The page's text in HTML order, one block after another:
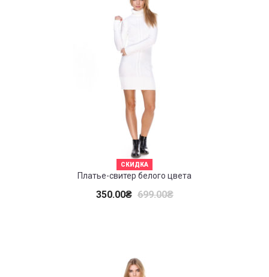
СКИДКА
Платье-свитер белого цвета
350.00₴ 699.00₴